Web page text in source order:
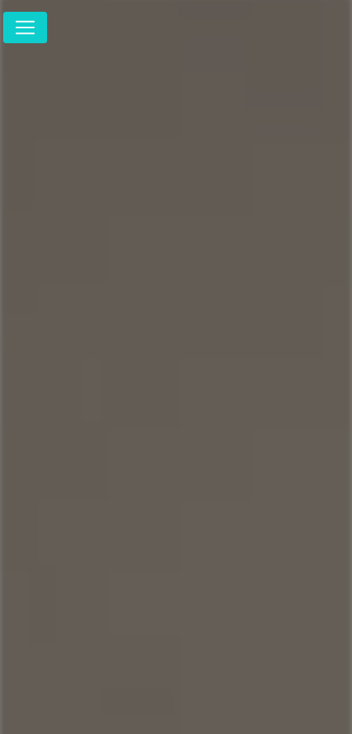
Panneau de gestion des cookies